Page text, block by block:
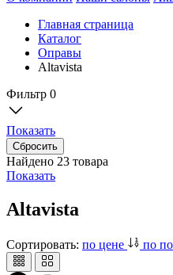
Главная страница
Каталог
Оправы
Altavista
Фильтр 0
Показать
Найдено 23 товара
Показать
Altavista
Сортировать: по цене по